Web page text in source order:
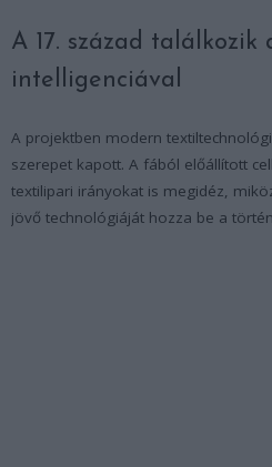
A 17. század találkozik
intelligenciával
A projektben modern
szerepet kapott. A fából előállított
textilipari irányokat is megidéz,
jövő technológiáját hozza be a